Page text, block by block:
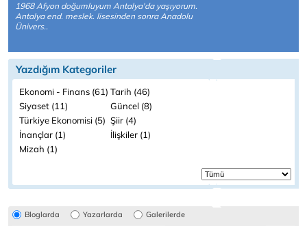
1968 Afyon doğumluyum Antalya'da yaşıyorum.
Antalya end. meslek. lisesinden sonra Anadolu
Ünivers..
Yazdığım Kategoriler
Ekonomi - Finans (61) Tarih (46)
Siyaset (11)
Güncel (8)
Türkiye Ekonomisi (5) Şiir (4)
İnançlar (1)
İlişkiler (1)
Mizah (1)
Bloglarda Yazarlarda Galerilerde